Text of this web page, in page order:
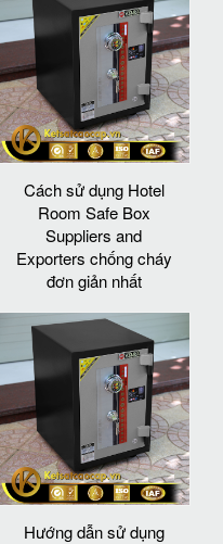
Cách sử dụng Hotel
Room Safe Box
Suppliers and
Exporters chống cháy
đơn giản nhất
Hướng dẫn sử dụng